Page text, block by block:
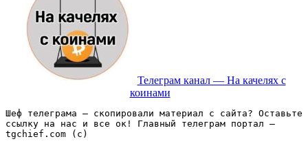
Телеграм канал — На качелях с
коинами
Шеф телеграма – скопировали материал с сайта? Оставьте
ссылку на нас и все ок! Главный телеграм портал –